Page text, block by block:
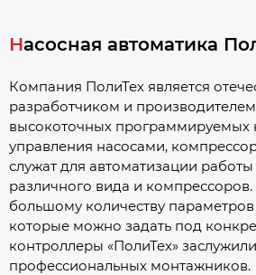
Насосная автоматика
Компания ПолиТех является
разработчиком и
высокоточных программируемых
управления насосами,
служат для автоматизации работы
различного вида и
большому количеству параметров
которые можно задать под
контроллеры «ПолиТех»
профессиональных монтажников.